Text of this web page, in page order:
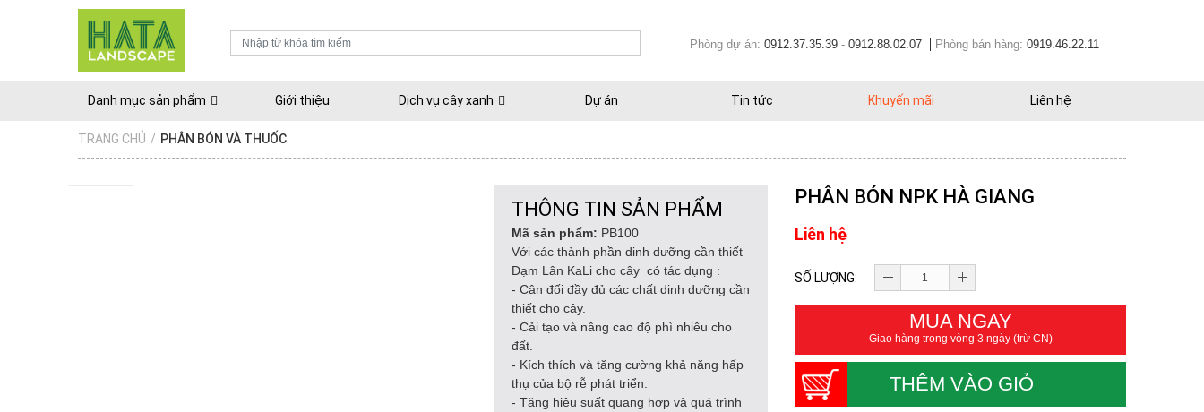
Phòng dự án: 0912.37.35.39 - 0912.88.02.07 Phòng bán hàng: 0919.46.22.11
Danh mục sản phẩm Giới thiệu Dịch vụ cây xanh Dự án Tin tức Khuyến mãi Liên hệ
TRANG CHỦ / PHÂN BÓN VÀ THUỐC
THÔNG TIN SẢN PHẨM
Mã sản phẩm: PB100
Với các thành phần dinh dưỡng cần thiết
Đạm Lân KaLi cho cây có tác dụng :
- Cân đối đầy đủ các chất dinh dưỡng cần
thiết cho cây.
- Cải tạo và nâng cao độ phì nhiêu cho
đất.
- Kích thích và tăng cường khả năng hấp
thụ của bộ rễ phát triển.
- Tăng hiệu suất quang hợp và quá trình
PHÂN BÓN NPK HÀ GIANG
Liên hệ
SỐ LƯỢNG:
MUA NGAY
Giao hàng trong vòng 3 ngày (trừ CN)
THÊM VÀO GIỎ